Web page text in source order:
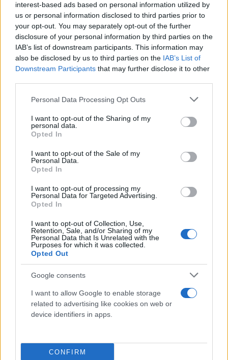
interest-based ads based on personal information utilized by
us or personal information disclosed to third parties prior to
your opt-out. You may separately opt-out of the further
disclosure of your personal information by third parties on the
IAB’s list of downstream participants. This information may
also be disclosed by us to third parties on the IAB’s List of
Downstream Participants that may further disclose it to other
Please note that this website/app uses one or more Google
not limited to your visit or usage behaviour. You may click to
grant or deny consent to Google and its third-party tags to
use your data for below specified purposes in below Google
consent section.
Personal Data Processing Opt Outs
I want to opt-out of the Sharing of my
personal data.
Opted In
I want to opt-out of the Sale of my
Personal Data.
Opted In
I want to opt-out of processing my
Personal Data for Targeted Advertising.
Opted In
I want to opt-out of Collection, Use,
Retention, Sale, and/or Sharing of my
Personal Data that Is Unrelated with the
Purposes for which it was collected.
Opted Out
Google consents
I want to allow Google to enable storage
related to advertising like cookies on web or
device identifiers in apps.
CONFIRM
Ο Σταύρος στέκεται στο πλευρό του Οδυσσέα,
Σάββας βρίσκεται προ εκπλήξεως: βλέπει τη θέση